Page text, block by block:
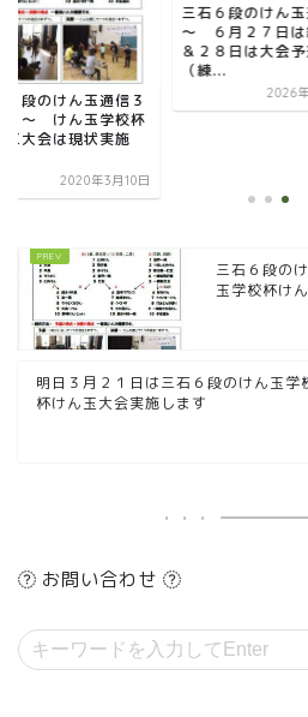
６段のけん玉通信３
～ けん玉学校杯
玉大会は現状実施
2020年3月10日
三石６段のけん
～ ６月２７日は
＆２８日は大会
（練...
2026
三石６段の
玉学校杯け
明日３月２１日は三石６段のけん玉学
杯けん玉大会実施します
お問い合わせ